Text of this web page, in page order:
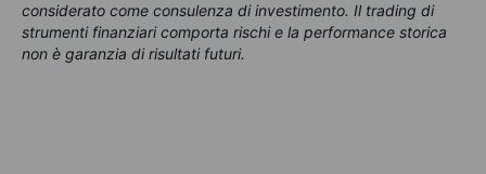
considerato come consulenza di investimento. Il trading di
strumenti finanziari comporta rischi e la performance storica
non è garanzia di risultati futuri.